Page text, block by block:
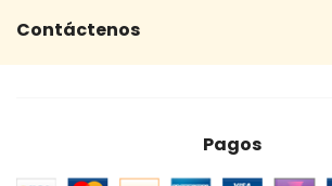
Contáctenos
Pagos